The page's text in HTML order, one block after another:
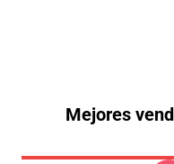
Mejores